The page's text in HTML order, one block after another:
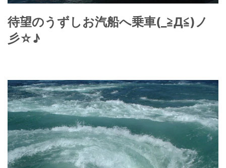
待望のうずしお汽船へ乗車(_≧Д≦)ノ
彡☆♪